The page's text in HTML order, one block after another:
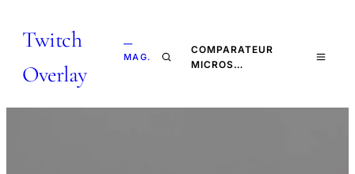
Twitch
Overlay
—
MAG.
COMPARATEUR
MICROS…